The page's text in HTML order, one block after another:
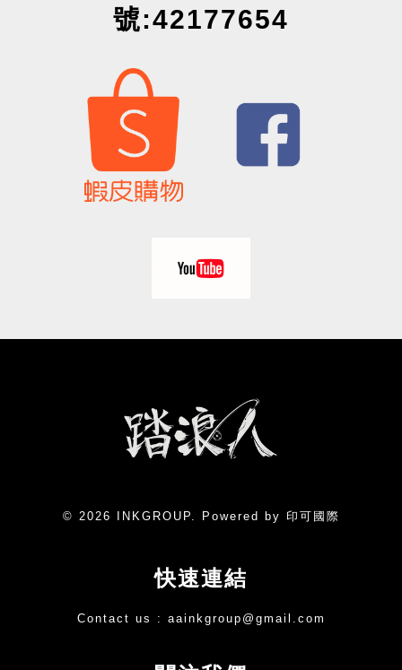
號:42177654
© 2026 INKGROUP. Powered by 印可國際
快速連結
Contact us : aainkgroup@gmail.com